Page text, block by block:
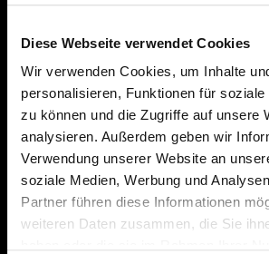
Diese Webseite verwendet Cookies
Wir verwenden Cookies, um Inhalte
personalisieren, Funktionen für soziale
zu können und die Zugriffe auf unsere
analysieren. Außerdem geben wir
Verwendung unserer Website an
soziale Medien, Werbung und
Partner führen diese Informationen
weiteren Daten zusammen, die Sie
Für Gewerbekunden
Juno Solar GmbH & Co. KG
Für Privatkunden
Juno Solar Home GmbH & Co. KG
Ziegelstr. 1a
08412 Werdau